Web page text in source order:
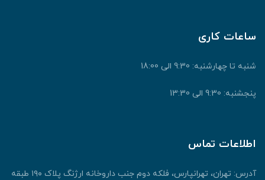
ساعات کاری
شنبه تا چهارشنبه: 9:30 الی 18:00
پنجشنبه: 9:30 الی 13:30
اطلاعات تماس
آدرس: تهران، تهرانپارس، فلکه دوم جنب داروخانه ارژنگ پلاک ۱۹۰ طبقه